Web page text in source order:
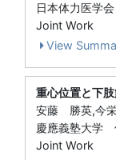
日本体力医
Joint Work
View
重心位置と下
安藤 勝英,今
慶應義塾大学
Joint Work